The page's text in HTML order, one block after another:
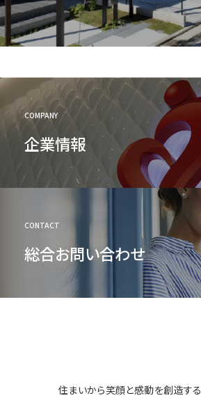
COMPANY
企業情報
CONTACT
総合お問い合わせ
住まいから笑顔と感動を創造する